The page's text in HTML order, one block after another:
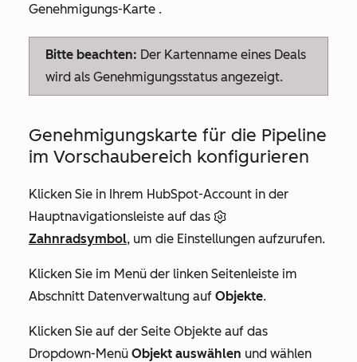
Genehmigungs-Karte .
Bitte beachten: Der Kartenname eines Deals
wird als Genehmigungsstatus angezeigt.
Genehmigungskarte für die Pipeline
im Vorschaubereich konfigurieren
Klicken Sie in Ihrem HubSpot-Account in der
Hauptnavigationsleiste auf das
Zahnradsymbol, um die Einstellungen aufzurufen.
Klicken Sie im Menü der linken Seitenleiste im
Abschnitt Datenverwaltung auf Objekte.
Klicken Sie auf der Seite Objekte auf das
Dropdown-Menü Objekt auswählen und wählen